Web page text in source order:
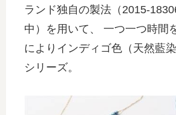
ランド独自の製法（2015-
中）を用いて、 一つ一つ時間
によりインディゴ色（天然藍
シリーズ。